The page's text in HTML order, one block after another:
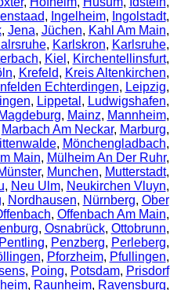
, Ingelheim, Ingolstadt,
, Jena, Jüchen, Kahl Am Main,
, Karlskron, Karlsruhe,
, Kiel , Kirchentellinsfurt,
, Krefeld, Kreis Altenkirchen,
Echterdingen, Leipzig,
, Lippetal , Ludwigshafen,
Magdeburg, Mainz, Mannheim,
Marbach Am Neckar, Marburg,
, Mönchengladbach,
Main, Mülheim An Der Ruhr,
, Munchen, Mutterstadt,
, Neu Ulm, Neukirchen Vluyn,
, Nordhausen, Nürnberg, Ober
, Offenbach Am Main,
, Osnabrück, Ottobrunn,
Pentling, Penzberg, Perleberg,
, Pforzheim, Pfullingen,
, Poing, Potsdam, Prisdorf
, Raunheim, Ravensburg,